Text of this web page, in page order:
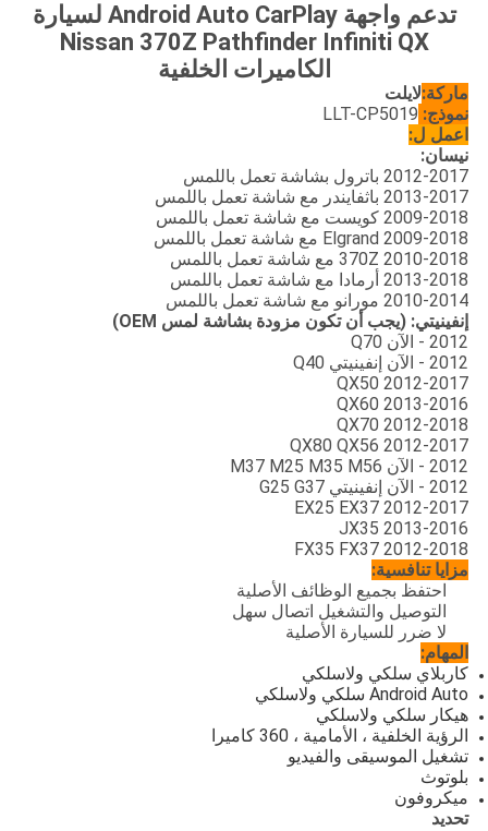
تدعم واجهة Android Auto CarPlay لسيارة
Nissan 370Z Pathfinder Infiniti QX
الكاميرات الخلفية
ماركة:لايلت
نموذج: LLT-CP5019
اعمل ل:
نيسان:
2012-2017 باترول بشاشة تعمل باللمس
2013-2017 باثفايندر مع شاشة تعمل باللمس
2009-2018 كويست مع شاشة تعمل باللمس
2009-2018 Elgrand مع شاشة تعمل باللمس
2010-2018 370Z مع شاشة تعمل باللمس
2013-2018 أرمادا مع شاشة تعمل باللمس
2010-2014 مورانو مع شاشة تعمل باللمس
إنفينيتي: (يجب أن تكون مزودة بشاشة لمس OEM)
2012 - الآن Q70
2012 - الآن إنفينيتي Q40
2012-2017 QX50
2013-2016 QX60
2012-2018 QX70
2012-2017 QX80 QX56
2012 - الآن M37 M25 M35 M56
2012 - الآن إنفينيتي G25 G37
2012-2017 EX25 EX37
2013-2016 JX35
2012-2018 FX35 FX37
مزايا تنافسية:
احتفظ بجميع الوظائف الأصلية
التوصيل والتشغيل اتصال سهل
لا ضرر للسيارة الأصلية
المهام:
كاربلاي سلكي ولاسلكي
Android Auto سلكي ولاسلكي
هيكار سلكي ولاسلكي
الرؤية الخلفية ، الأمامية ، 360 كاميرا
تشغيل الموسيقى والفيديو
بلوتوث
ميكروفون
تحديد